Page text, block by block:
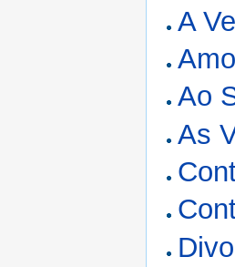
A
Ao
As